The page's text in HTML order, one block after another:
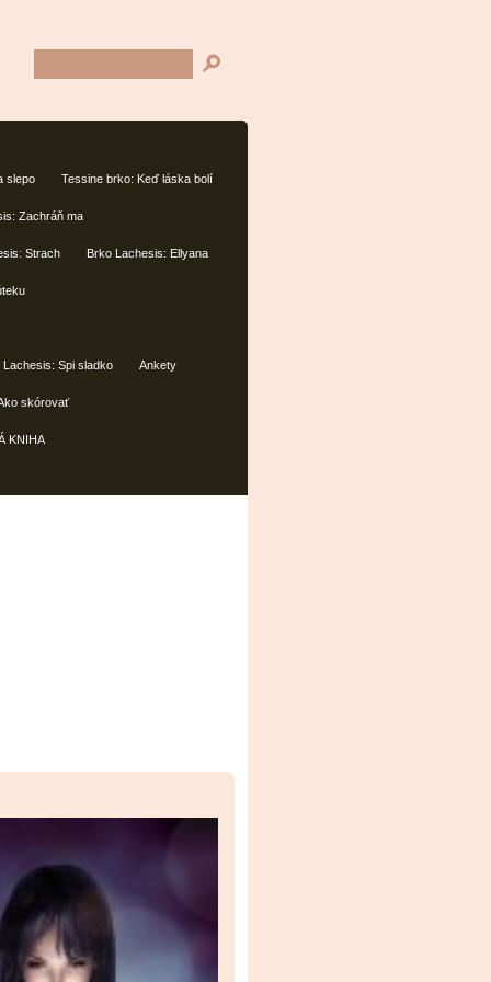
slepo Tessine brko: Keď láska bolí
Zachráň ma
Strach Brko Lachesis: Ellyana
Lachesis: Spi sladko Ankety
skórovať
KNIHA